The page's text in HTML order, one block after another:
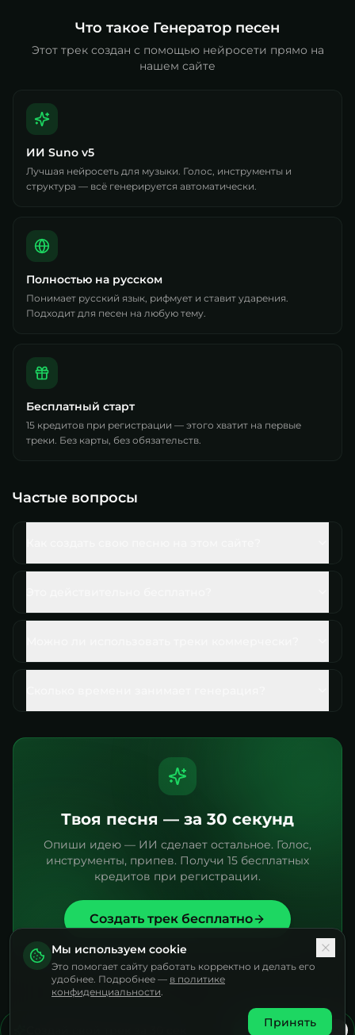
Что такое Генератор песен
Этот трек создан с помощью нейросети прямо на
нашем сайте
ИИ Suno v5
Лучшая нейросеть для музыки. Голос, инструменты и
структура — всё генерируется автоматически.
Полностью на русском
Понимает русский язык, рифмует и ставит ударения.
Подходит для песен на любую тему.
Бесплатный старт
15 кредитов при регистрации — этого хватит на первые
треки. Без карты, без обязательств.
Частые вопросы
Твоя песня — за 30 секунд
Опиши идею — ИИ сделает остальное. Голос,
инструменты, припев. Получи 15 бесплатных
кредитов при регистрации.
Создать трек бесплатно
Попробовать
Мы используем cookie
Это помогает сайту работать корректно и делать его
удобнее. Подробнее — в политике
конфиденциальности.
Принять